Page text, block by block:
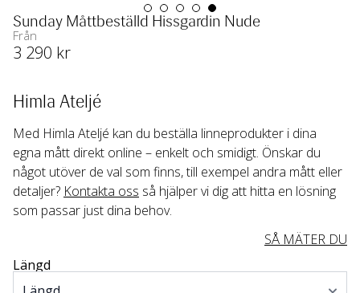
Sunday Måttbeställd Hissgardin Nude
Från
3 290 kr
Himla Ateljé
Med Himla Ateljé kan du beställa linneprodukter i dina
egna mått direkt online – enkelt och smidigt. Önskar du
något utöver de val som finns, till exempel andra mått eller
detaljer? Kontakta oss så hjälper vi dig att hitta en lösning
som passar just dina behov.
SÅ MÄTER DU
Längd